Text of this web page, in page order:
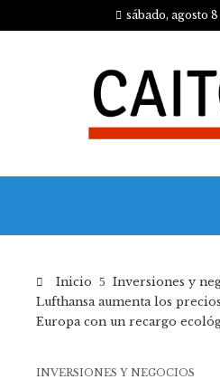
sábado, agosto 8
Inicio
Inversiones y
Lufthansa aumenta los
Europa con un recargo
INVERSIONES Y NEGOCIOS